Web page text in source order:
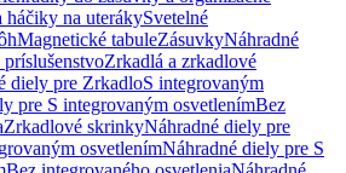
háčiky na uterákySvetelné
Magnetické tabuleZásuvkyNáhradné
Zrkadlá a zrkadlové
diely pre ZrkadloS integrovaným
pre S integrovaným osvetlenímBez
Zrkadlové skrinkyNáhradné diely pre
osvetlenímNáhradné diely pre S